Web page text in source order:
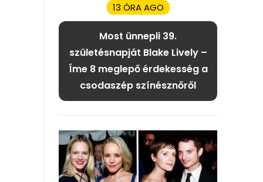
13 ÓRA AGO
Most ünnepli 39.
születésnapját Blake Lively –
Íme 8 meglepő érdekesség a
csodaszép színésznőről